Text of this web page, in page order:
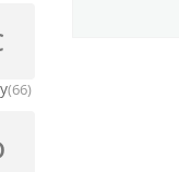
(66)